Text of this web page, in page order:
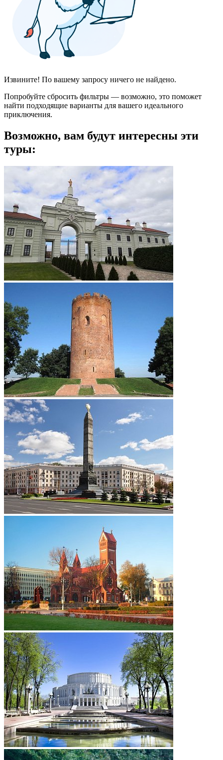
Извините! По вашему запросу ничего не найдено.
Попробуйте сбросить фильтры — возможно, это поможет
найти подходящие варианты для вашего идеального
приключения.
Возможно, вам будут интересны эти
туры: